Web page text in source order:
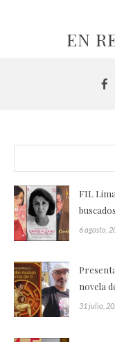
EN
FIL
6 agosto,
novela
31 julio,